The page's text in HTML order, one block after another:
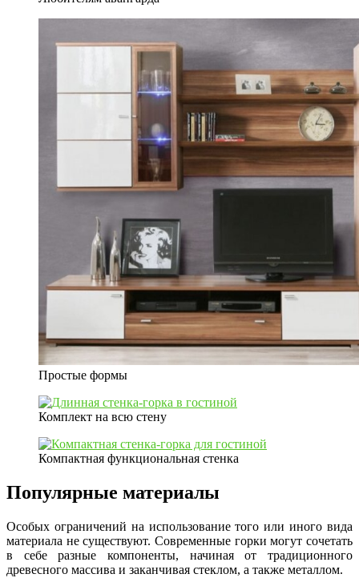
Простые формы
Комплект на всю стену
Компактная функциональная стенка
Популярные материалы
Особых ограничений на использование того или иного вида
материала не существуют. Современные горки могут сочетать
в себе разные компоненты, начиная от традиционного
древесного массива и заканчивая стеклом, а также металлом.